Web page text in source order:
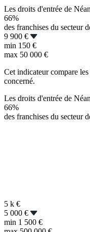
Les droits d'entrée de
66%
des franchises du secteur
9 900 €
min 150 €
max 50 000 €
Cet indicateur compare
concerné.
Les droits d'entrée de
66%
des franchises du secteur
5 k €
5 000 €
min 1 500 €